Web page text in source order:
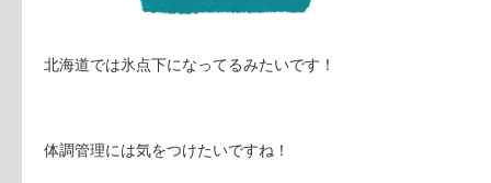
北海道では氷点下になってるみたいです！
体調管理には気をつけたいですね！